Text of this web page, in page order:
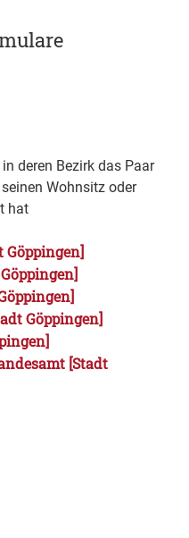
deren Bezirk das Paar
Wohnsitz oder
hat
Göppingen]
[Stadt